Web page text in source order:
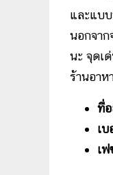
และแบ
นอกจาก
นะ จุดเ
ร้านอาห
ที่
เ
เ